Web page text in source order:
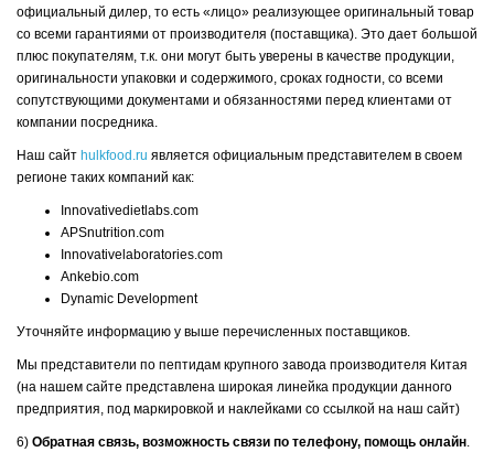
официальный дилер, то есть «лицо» реализующее оригинальный товар
со всеми гарантиями от производителя (поставщика). Это дает большой
плюс покупателям, т.к. они могут быть уверены в качестве продукции,
оригинальности упаковки и содержимого, сроках годности, со всеми
сопутствующими документами и обязанностями перед клиентами от
компании посредника.
Наш сайт hulkfood.ru является официальным представителем в своем
регионе таких компаний как:
Innovativedietlabs.com
APSnutrition.com
Innovativelaboratories.com
Ankebio.com
Dynamic Development
Уточняйте информацию у выше перечисленных поставщиков.
Мы представители по пептидам крупного завода производителя Китая
(на нашем сайте представлена широкая линейка продукции данного
предприятия, под маркировкой и наклейками со ссылкой на наш сайт)
6) Обратная связь, возможность связи по телефону, помощь онлайн.